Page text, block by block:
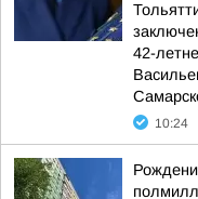
42-
10:24